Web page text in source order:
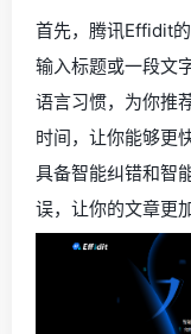
首先，腾讯Effidit
输入标题或一段文
语言习惯，为你推
时间，让你能够更
具备智能纠错和智
误，让你的文章更